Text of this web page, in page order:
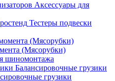
Аксессуары для
Тестеры подвески
(Мясорубки)
шиномонтажа
Балансировочные грузики